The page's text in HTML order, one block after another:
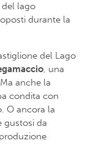
del lago
durante la
del Lago
, una
anche la
condita con
O ancora la
gustosi da